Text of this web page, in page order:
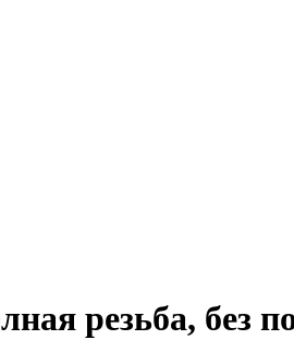
резьба, без